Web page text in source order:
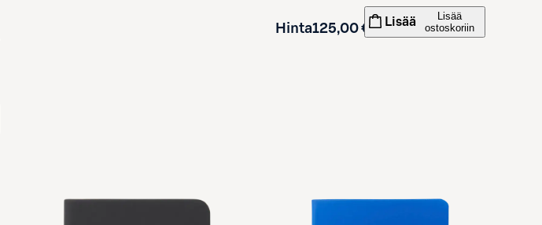
Hinta125,00 € Lisää
Lisää
ostoskoriin